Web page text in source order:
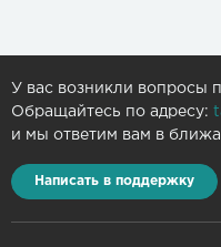
У вас возникли вопросы
Обращайтесь по адресу:
и мы ответим вам в
Написать в поддержку